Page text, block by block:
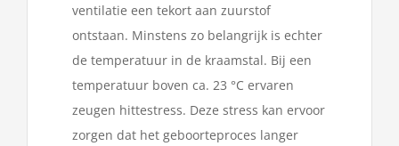
ventilatie een tekort aan zuurstof
ontstaan. Minstens zo belangrijk is echter
de temperatuur in de kraamstal. Bij een
temperatuur boven ca. 23 °C ervaren
zeugen hittestress. Deze stress kan ervoor
zorgen dat het geboorteproces langer